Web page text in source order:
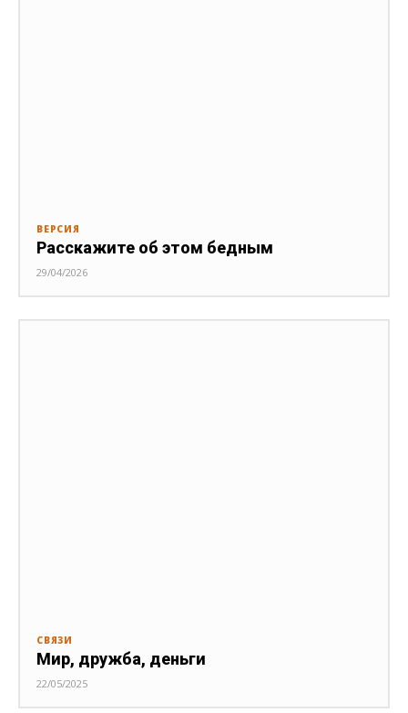
ВЕРСИЯ
Расскажите об этом бедным
29/04/2026
СВЯЗИ
Мир, дружба, деньги
22/05/2025